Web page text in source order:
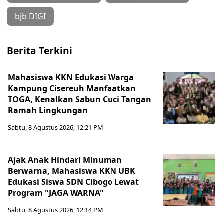
bjb DIGI
Berita Terkini
Mahasiswa KKN Edukasi Warga
Kampung Cisereuh Manfaatkan
TOGA, Kenalkan Sabun Cuci Tangan
Ramah Lingkungan
Sabtu, 8 Agustus 2026, 12:21 PM
Ajak Anak Hindari Minuman
Berwarna, Mahasiswa KKN UBK
Edukasi Siswa SDN Cibogo Lewat
Program "JAGA WARNA"
Sabtu, 8 Agustus 2026, 12:14 PM